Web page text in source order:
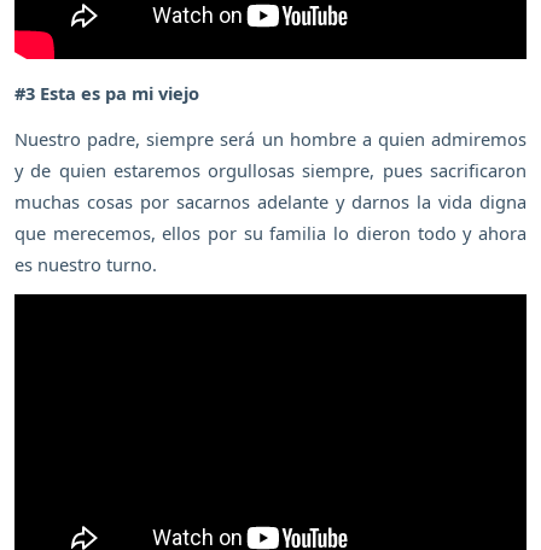
#3 Esta es pa mi viejo
Nuestro padre, siempre será un hombre a quien admiremos
y de quien estaremos orgullosas siempre, pues sacrificaron
muchas cosas por sacarnos adelante y darnos la vida digna
que merecemos, ellos por su familia lo dieron todo y ahora
es nuestro turno.